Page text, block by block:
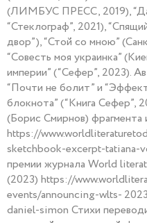
(ЛИМБУС ПРЕСС, 2019),
“Стеклограф”, 2021),
двор”), “Стой со мною”
“Совесть моя украинка”
империи” (“Сефер”, 2023).
“Почти не болит” и
блокнота” (“Книга Сефер”,
(Борис Смирнов) фрагмента
https://
sketchbook-excerpt-tatiana-
премии журнала World
(2023) https://
events/announcing-wlts-
daniel-simon Стихи